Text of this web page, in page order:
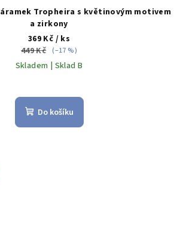
Tropheira s květinovým motivem
a zirkony
369 Kč / ks
449 Kč (–17 %)
Skladem | Sklad B
Do košíku